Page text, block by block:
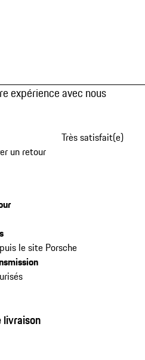
expérience avec nous
Très satisfait(e)
un retour
le site Porsche